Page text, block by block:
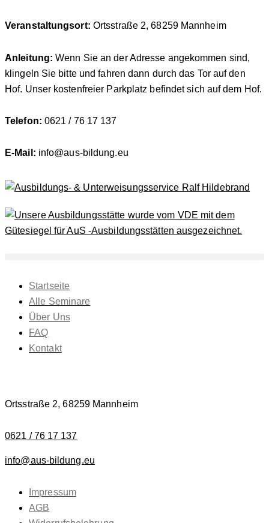
Veranstaltungsort: Ortsstraße 2, 68259 Mannheim
Anleitung:Wenn Sie an der Adresse angekommen sind,
klingeln Sie bitte und fahren dann durch das Tor auf den
Hof. Unser kostenfreier Parkplatz befindet sich auf dem Hof.
Telefon: 0621 / 76 17 137
E-Mail: info@aus-bildung.eu
Startseite
Alle Seminare
Über Uns
FAQ
Kontakt
Ortsstraße 2,68259 Mannheim
0621 / 76 17 137
info@aus-bildung.eu
Impressum
AGB